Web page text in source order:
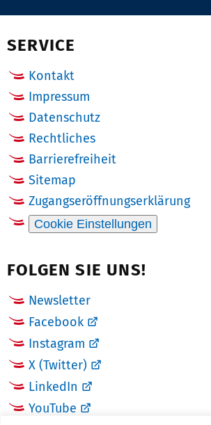
SERVICE
Kontakt
Impressum
Datenschutz
Rechtliches
Barrierefreiheit
Sitemap
Zugangseröffnungserklärung
Cookie Einstellungen
FOLGEN SIE UNS!
Newsletter
Facebook
Instagram
X (Twitter)
LinkedIn
YouTube